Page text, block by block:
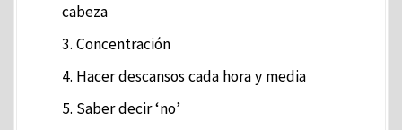
cabeza
3. Concentración
4. Hacer descansos cada hora y media
5. Saber decir ‘no’